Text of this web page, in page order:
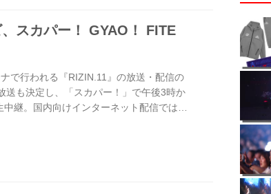
スカパー！ GYAO！ FITE
で行われる『RIZIN.11』の放送・配信の
送も決定し、「スカパー！」で午後3時か
継。国内向けインターネット配信では
ネット配信（有料）も行う。 放送・配信
上波放送 放送詳細 ◆放送局：フジテレビ